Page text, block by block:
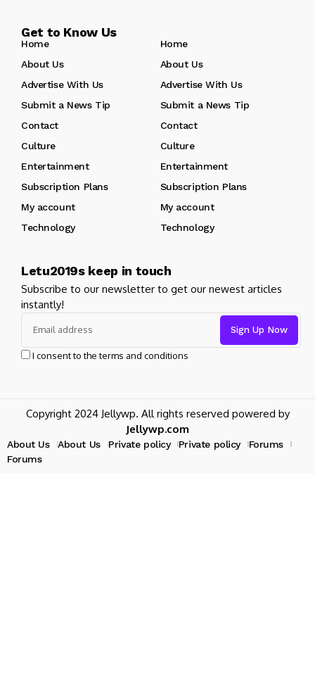
Get to Know Us
Home
Home
About Us
About Us
Advertise With Us
Advertise With Us
Submit a News Tip
Submit a News Tip
Contact
Contact
Culture
Culture
Entertainment
Entertainment
Subscription Plans
Subscription Plans
My account
My account
Technology
Technology
Letu2019s keep in touch
Subscribe to our newsletter to get our newest articles
instantly!
I consent to the terms and conditions
Copyright 2024 Jellywp. All rights reserved powered by
Jellywp.com
About Us About Us Private policy Private policy
Forums
Forums